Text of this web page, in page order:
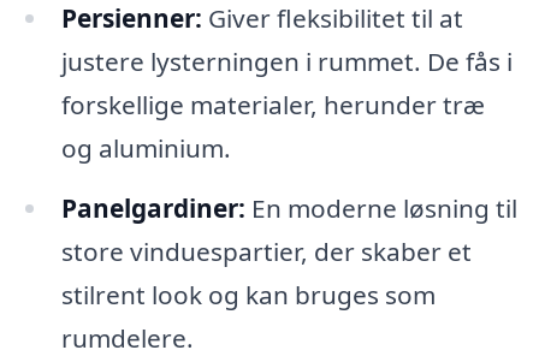
Persienner: Giver fleksibilitet til at
justere lysterningen i rummet. De fås i
forskellige materialer, herunder træ
og aluminium.
Panelgardiner: En moderne løsning til
store vinduespartier, der skaber et
stilrent look og kan bruges som
rumdelere.